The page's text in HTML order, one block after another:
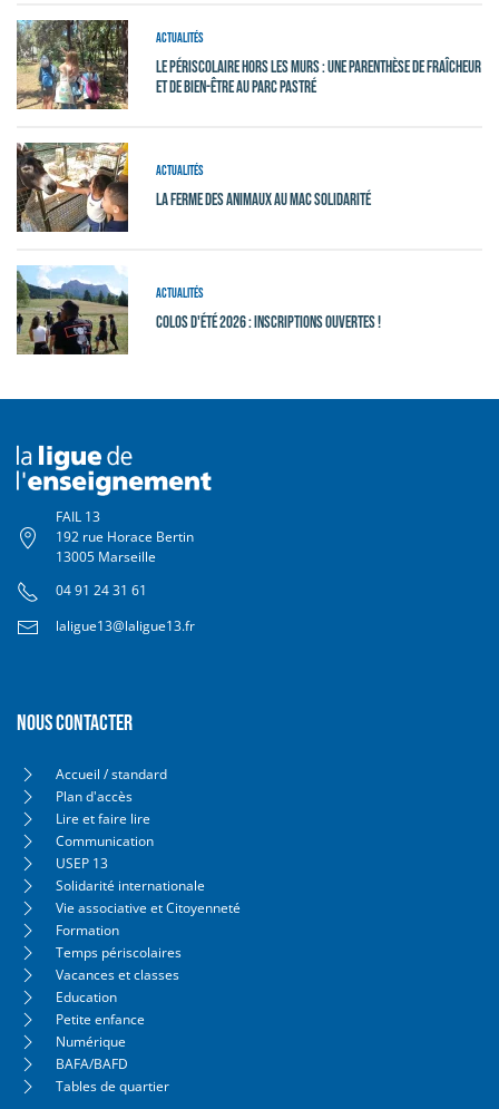
Actualités
Le périscolaire hors les murs : une parenthèse de fraîcheur
et de bien-être au Parc Pastré
Actualités
La ferme des animaux au MAC Solidarité
Actualités
Colos d'été 2026 : Inscriptions ouvertes !
FAIL 13
192 rue Horace Bertin
13005 Marseille
04 91 24 31 61
laligue13@laligue13.fr
Nous contacter
Accueil / standard
Plan d'accès
Lire et faire lire
Communication
USEP 13
Solidarité internationale
Vie associative et Citoyenneté
Formation
Temps périscolaires
Vacances et classes
Education
Petite enfance
Numérique
BAFA/BAFD
Tables de quartier